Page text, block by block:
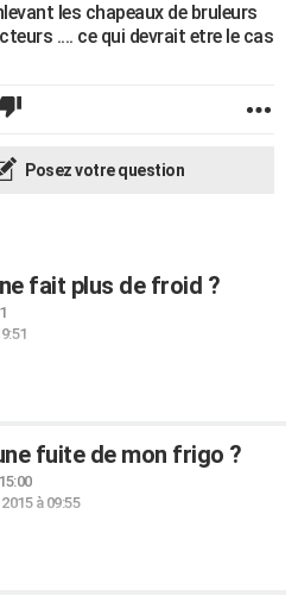
les chapeaux de bruleurs
.... ce qui devrait etre le cas
Posez votre question
fait plus de froid ?
fuite de mon frigo ?
à 09:55